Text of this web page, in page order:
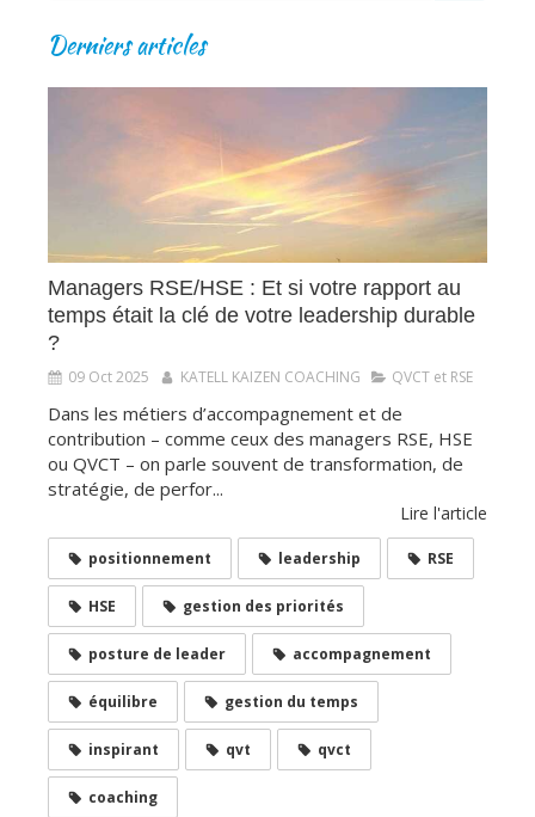
Derniers articles
Managers RSE/HSE : Et si votre rapport au
temps était la clé de votre leadership durable
?
09 Oct 2025 KATELL KAIZEN COACHING QVCT et RSE
Dans les métiers d’accompagnement et de
contribution – comme ceux des managers RSE, HSE
ou QVCT – on parle souvent de transformation, de
stratégie, de perfor...
Lire l'article
positionnement leadership RSE
HSE gestion des priorités
posture de leader accompagnement
équilibre gestion du temps
inspirant qvt qvct
coaching